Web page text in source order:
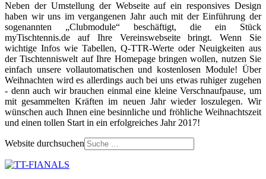
Neben der Umstellung der Webseite auf ein responsives Design
haben wir uns im vergangenen Jahr auch mit der Einführung der
sogenannten „Clubmodule“ beschäftigt, die ein Stück
myTischtennis.de auf Ihre Vereinswebseite bringt. Wenn Sie
wichtige Infos wie Tabellen, Q-TTR-Werte oder Neuigkeiten aus
der Tischtenniswelt auf Ihre Homepage bringen wollen, nutzen Sie
einfach unsere vollautomatischen und kostenlosen Module! Über
Weihnachten wird es allerdings auch bei uns etwas ruhiger zugehen
- denn auch wir brauchen einmal eine kleine Verschnaufpause, um
mit gesammelten Kräften im neuen Jahr wieder loszulegen. Wir
wünschen auch Ihnen eine besinnliche und fröhliche Weihnachtszeit
und einen tollen Start in ein erfolgreiches Jahr 2017!
Website durchsuchen